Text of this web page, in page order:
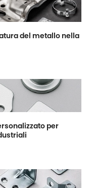
del metallo nella
per